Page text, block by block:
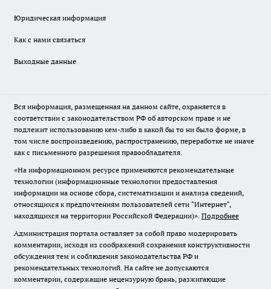
Юридическая информация
Как с нами связаться
Выходные данные
Вся информация, размещенная на данном сайте, охраняется в
соответствии с законодательством РФ об авторском праве и не
подлежит использованию кем-либо в какой бы то ни было форме, в
том числе воспроизведению, распространению, переработке не иначе
как с письменного разрешения правообладателя.
«На информационном ресурсе применяются рекомендательные
технологии (информационные технологии предоставления
информации на основе сбора, систематизации и анализа сведений,
относящихся к предпочтениям пользователей сети "Интернет",
находящихся на территории Российской Федерации)». Подробнее
Администрация портала оставляет за собой право модерировать
комментарии, исходя из соображений сохранения конструктивности
обсуждения тем и соблюдения законодательства РФ и
рекомендательных технологий. На сайте не допускаются
комментарии, содержащие нецензурную брань, разжигающие